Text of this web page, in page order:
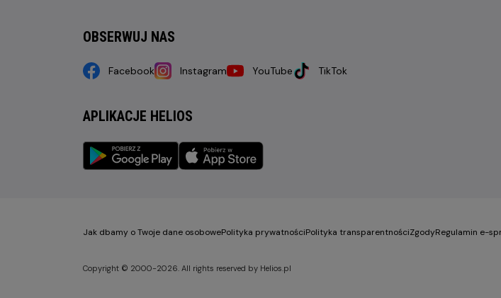
OBSERWUJ NAS
Facebook Instagram YouTube TikTok
APLIKACJE HELIOS
Jak dbamy o Twoje dane osobowePolityka prywatnościPolityka transparentnościZgodyRegulamin e-
Copyright © 2000-2026. All rights reserved by Helios.pl